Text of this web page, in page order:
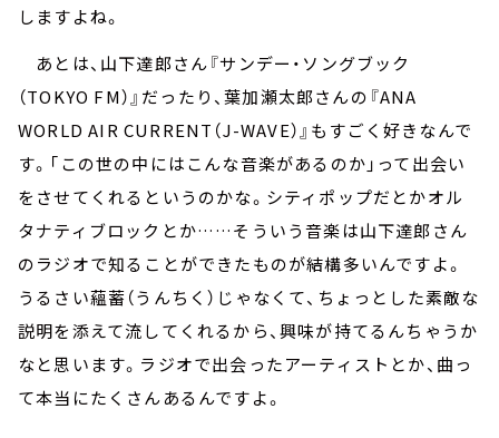
しますよね。
あとは、山下達郎さん『サンデー・ソングブック
（TOKYO FM）』だったり、葉加瀬太郎さんの『ANA
WORLD AIR CURRENT（J-WAVE）』もすごく好きなんで
す。「この世の中にはこんな音楽があるのか」って出会い
をさせてくれるというのかな。シティポップだとかオル
タナティブロックとか……そういう音楽は山下達郎さん
のラジオで知ることができたものが結構多いんですよ。
うるさい蘊蓄（うんちく）じゃなくて、ちょっとした素敵な
説明を添えて流してくれるから、興味が持てるんちゃうか
なと思います。ラジオで出会ったアーティストとか、曲っ
て本当にたくさんあるんですよ。